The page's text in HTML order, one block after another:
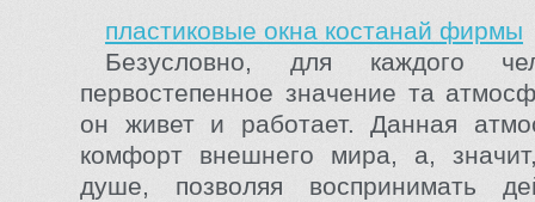
пластиковые окна костанай фирмы
Безусловно, для каждого
первостепенное значение та
он живет и работает. Данная
комфорт внешнего мира, а,
душе, позволяя воспринимать